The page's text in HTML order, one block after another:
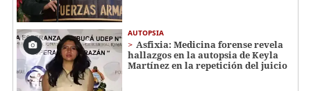
AUTOPSIA
Asfixia: Medicina forense revela
hallazgos en la autopsia de Keyla
Martínez en la repetición del juicio